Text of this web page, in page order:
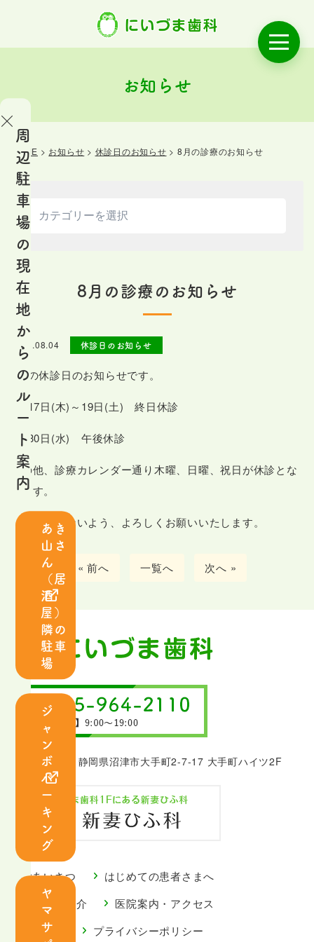
歯
治
歯
周
病
治
療
周
辺
駐
車
場
の
現
在
地
か
ら
の
ル
ー
ト
案
内
あき
山さ
ん
（居
酒
屋）
隣の
駐車
場
ジ
ャ
ン
ボ
パ
ー
キ
ン
グ
ヤ
マ
サ
お知らせ
HOME > お知らせ > 休診日のお知らせ > 8月の診療のお知らせ
8月の診療のお知らせ
2023.08.04 休診日のお知らせ
8月の休診日のお知らせです。
8月17日(木)～19日(土) 終日休診
8月30日(水) 午後休診
その他、診療カレンダー通り木曜、日曜、祝日が休診とな
ります。
お間違いのないよう、よろしくお願いいたします。
« 前へ 一覧へ 次へ »
〒410-0801 静岡県沼津市大手町2-7-17 大手町ハイツ2F
ごあいさつ
はじめての患者さまへ
スタッフ紹介
医院案内・アクセス
お知らせ
プライバシーポリシー